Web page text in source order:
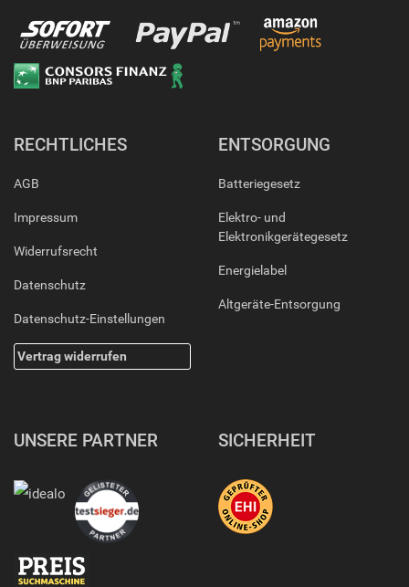
RECHTLICHES
AGB
Impressum
Widerrufsrecht
Datenschutz
Datenschutz-Einstellungen
Vertrag widerrufen
ENTSORGUNG
Batteriegesetz
Elektro- und
Elektronikgerätegesetz
Energielabel
Altgeräte-Entsorgung
UNSERE PARTNER SICHERHEIT